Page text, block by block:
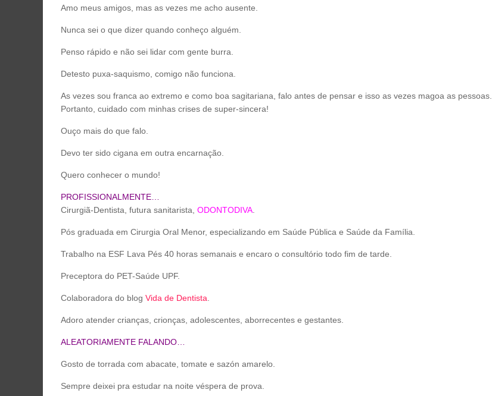
Amo meus amigos, mas as vezes me acho ausente.
Nunca sei o que dizer quando conheço alguém.
Penso rápido e não sei lidar com gente burra.
Detesto puxa-saquismo, comigo não funciona.
As vezes sou franca ao extremo e como boa sagitariana, falo antes de pensar e isso as vezes magoa as pessoas.
Portanto, cuidado com minhas crises de super-sincera!
Ouço mais do que falo.
Devo ter sido cigana em outra encarnação.
Quero conhecer o mundo!
PROFISSIONALMENTE…
Cirurgiã-Dentista, futura sanitarista, ODONTODIVA.
Pós graduada em Cirurgia Oral Menor, especializando em Saúde Pública e Saúde da Família.
Trabalho na ESF Lava Pés 40 horas semanais e encaro o consultório todo fim de tarde.
Preceptora do PET-Saúde UPF.
Colaboradora do blog Vida de Dentista.
Adoro atender crianças, crionças, adolescentes, aborrecentes e gestantes.
ALEATORIAMENTE FALANDO…
Gosto de torrada com abacate, tomate e sazón amarelo.
Sempre deixei pra estudar na noite véspera de prova.